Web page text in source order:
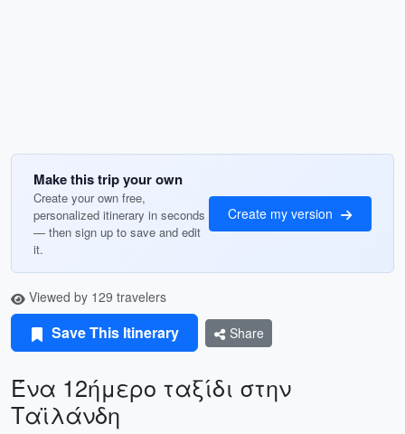
Make this trip your own
Create your own free,
personalized itinerary in seconds
— then sign up to save and edit
it.
Create my version
Viewed by 129 travelers
Save This Itinerary Share
Ένα 12ήμερο ταξίδι στην
Ταϊλάνδη